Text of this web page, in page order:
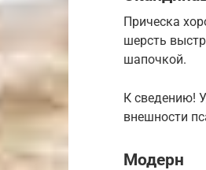
Прическа
шерсть
шапочкой.
К сведению!
внешности
Модерн